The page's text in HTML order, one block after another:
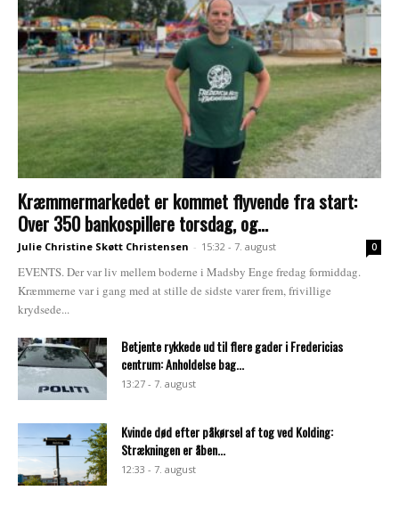
Kræmmermarkedet er kommet flyvende fra start:
Over 350 bankospillere torsdag, og...
Julie Christine Skøtt Christensen - 15:32 - 7. august 0
EVENTS. Der var liv mellem boderne i Madsby Enge fredag formiddag.
Kræmmerne var i gang med at stille de sidste varer frem, frivillige
krydsede...
Betjente rykkede ud til flere gader i Fredericias
centrum: Anholdelse bag...
13:27 - 7. august
Kvinde død efter påkørsel af tog ved Kolding:
Strækningen er åben...
12:33 - 7. august